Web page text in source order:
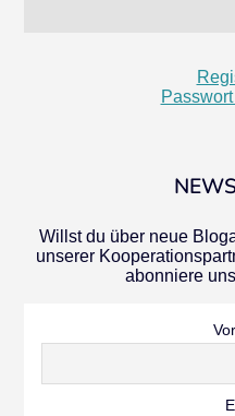
Willst du über neue
unserer
abonniere